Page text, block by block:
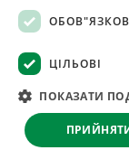
© 2008–2026
ЦІЛЬОВІ
ПОКАЗАТИ